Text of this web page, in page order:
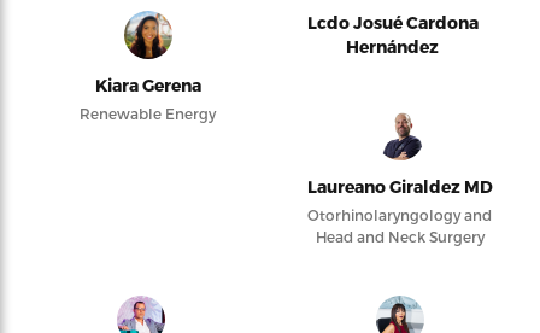
Kiara Gerena
Renewable Energy
Lcdo Josué Cardona
Hernández
Laureano Giraldez MD
Otorhinolaryngology and
Head and Neck Surgery